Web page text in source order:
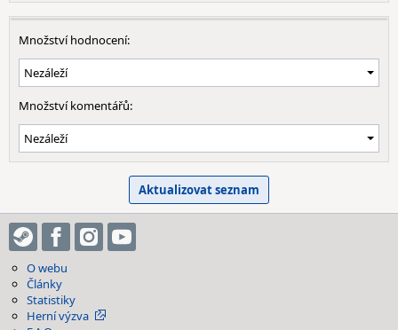
Množství hodnocení:
Množství komentářů:
O webu
Články
Statistiky
Herní výzva